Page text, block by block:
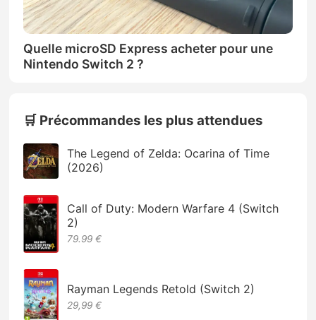
Quelle microSD Express acheter pour une
Nintendo Switch 2 ?
🛒 Précommandes les plus attendues
The Legend of Zelda: Ocarina of Time
(2026)
Call of Duty: Modern Warfare 4 (Switch
2)
79.99 €
Rayman Legends Retold (Switch 2)
29,99 €